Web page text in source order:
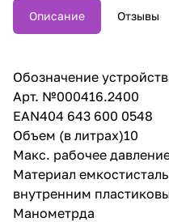
Описание Отзывы
Обозначение
Арт. №000416.2400
EAN404 643 600 0548
Объем (в литрах)10
Макс. рабочее
Материал
внутренним
Манометрда